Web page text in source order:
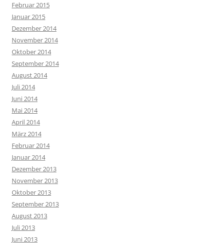
Februar 2015
Januar 2015
Dezember 2014
November 2014
Oktober 2014
September 2014
August 2014
Juli 2014
Juni 2014
Mai 2014
April 2014
März 2014
Februar 2014
Januar 2014
Dezember 2013
November 2013
Oktober 2013
September 2013
August 2013
Juli 2013
Juni 2013